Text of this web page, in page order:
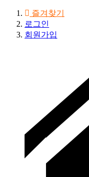
즐겨찾기
로그인
회원가입